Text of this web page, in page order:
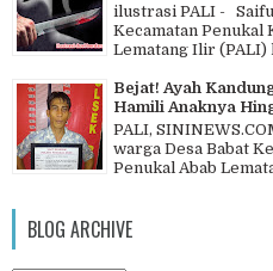
ilustrasi PALI -
Kecamatan Penukal
Lematang Ilir (PALI)
Bejat! Ayah
Hamili Anaknya
PALI,
warga Desa Babat
Penukal Abab
BLOG ARCHIVE